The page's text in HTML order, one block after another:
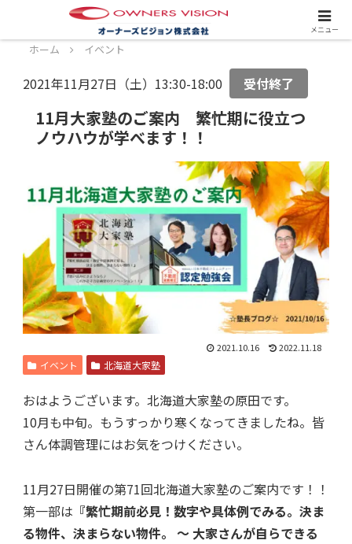
スタッフ募集中！詳しくはこちら！
ホーム イベント
2021年11月27日（土）13:30-18:00 受付終了
11月大家塾のご案内 繁忙期に役立つ
ノウハウが学べます！！
2021.10.16 2022.11.18
イベント 北海道大家塾
おはようございます。北海道大家塾の原田です。
10月も中旬。もうすっかり寒くなってきましたね。皆
さん体調管理にはお気をつけください。
11月27日開催の第71回北海道大家塾のご案内です！！
第一部は 『繁忙期前必見！数字や具体例でみる。決ま
る物件、決まらない物件。 ～ 大家さんが自らできる
メニュー